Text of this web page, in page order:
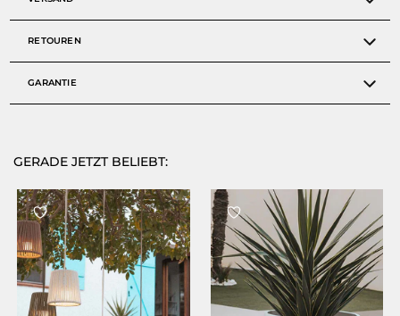
RETOUREN
GARANTIE
GERADE JETZT BELIEBT: